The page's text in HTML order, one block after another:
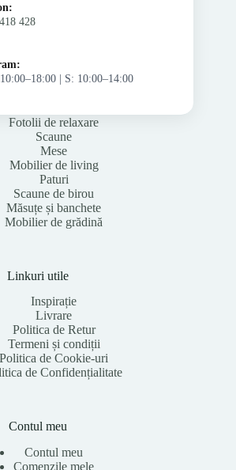
428
| S: 10:00–14:00
Fotolii de relaxare
Scaune
Mese
Mobilier de living
Paturi
Scaune de birou
Măsuțe și banchete
Mobilier de grădină
Linkuri utile
Inspirație
Livrare
Politica de Retur
Termeni și condiții
Politica de Cookie-uri
de Confidențialitate
Contul meu
Contul meu
Comenzile mele